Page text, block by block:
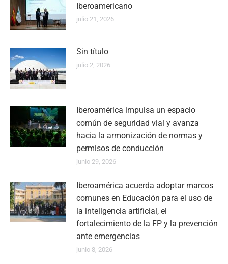
Iberoamericano
julio 21, 2026
Sin título
julio 2, 2026
Iberoamérica impulsa un espacio
común de seguridad vial y avanza
hacia la armonización de normas y
permisos de conducción
junio 29, 2026
Iberoamérica acuerda adoptar marcos
comunes en Educación para el uso de
la inteligencia artificial, el
fortalecimiento de la FP y la prevención
ante emergencias
junio 8, 2026